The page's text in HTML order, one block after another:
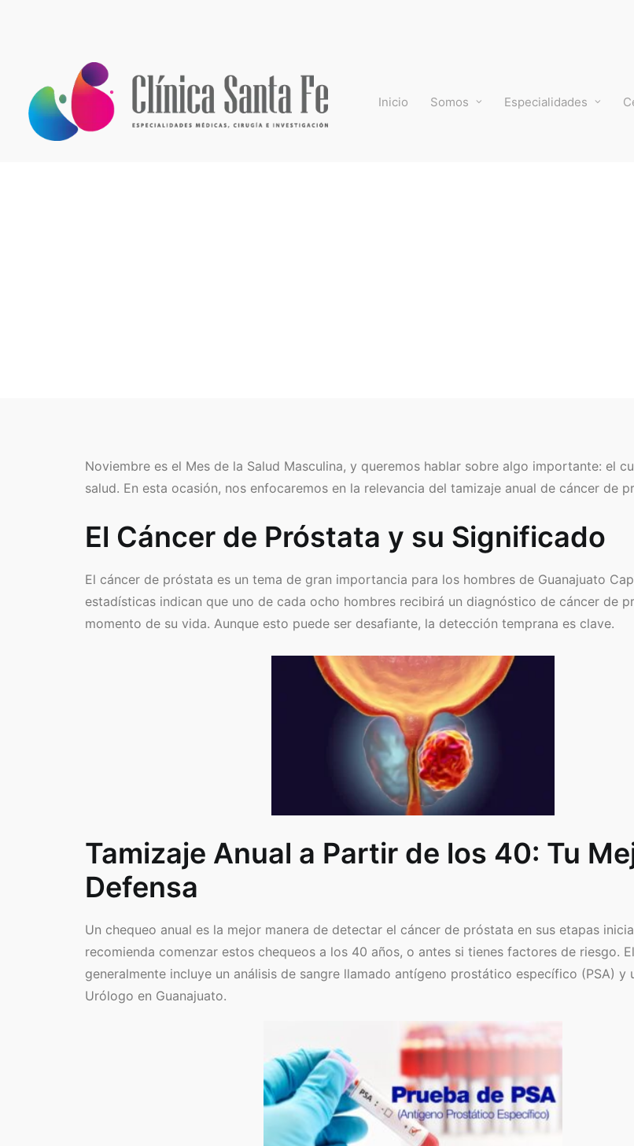
Inicio Somos Especialidades
Noviembre es el Mes de la Salud Masculina, y queremos hablar sobre algo importante: el
salud. En esta ocasión, nos enfocaremos en la relevancia del tamizaje anual de cáncer de
El Cáncer de Próstata y su Significado
El cáncer de próstata es un tema de gran importancia para los hombres de Guanajuato
estadísticas indican que uno de cada ocho hombres recibirá un diagnóstico de cáncer de
momento de su vida. Aunque esto puede ser desafiante, la detección temprana es clave.
Tamizaje Anual a Partir de los 40: Tu
Defensa
Un chequeo anual es la mejor manera de detectar el cáncer de próstata en sus etapas
recomienda comenzar estos chequeos a los 40 años, o antes si tienes factores de riesgo.
generalmente incluye un análisis de sangre llamado antígeno prostático específico (PSA) y
Urólogo en Guanajuato.